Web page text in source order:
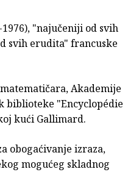
1976), "najučeniji od svih
svih erudita" francuske
Akademije
biblioteke "Encyclopédie
kući Gallimard.
obogaćivanje izraza,
mogućeg skladnog